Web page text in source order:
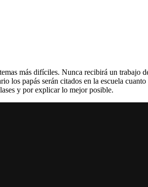
más difíciles. Nunca recibirá un trabajo
papás serán citados en la escuela
y por explicar lo mejor posible.